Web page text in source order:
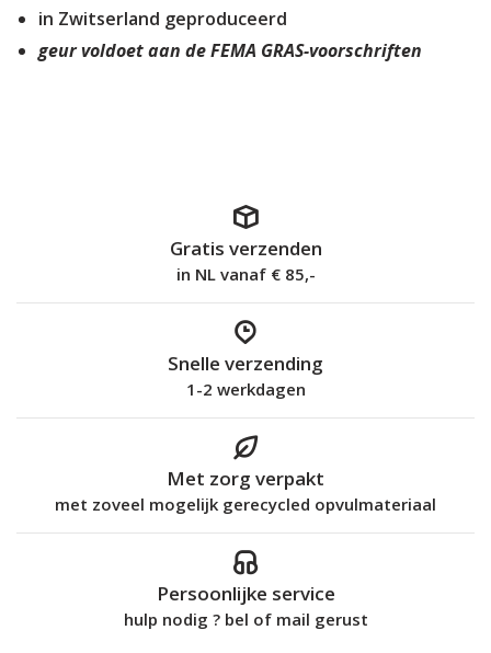
in Zwitserland geproduceerd
geur voldoet aan de FEMA GRAS-voorschriften
Gratis verzenden
in NL vanaf € 85,-
Snelle verzending
1-2 werkdagen
Met zorg verpakt
met zoveel mogelijk gerecycled opvulmateriaal
Persoonlijke service
hulp nodig ? bel of mail gerust